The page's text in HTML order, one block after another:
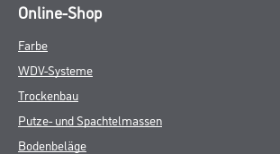
Online-Shop
Farbe
WDV-Systeme
Trockenbau
Putze- und Spachtelmassen
Bodenbeläge